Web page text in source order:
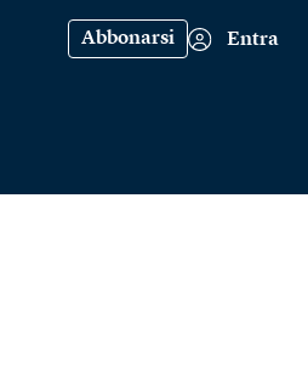
Abbonarsi Entra